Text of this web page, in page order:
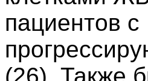
пациентов